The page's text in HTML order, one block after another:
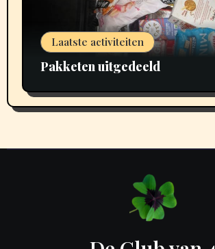
Laatste activiteiten
Pakketen uitgedeeld